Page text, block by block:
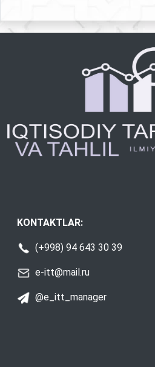
KONTAKTLAR:
(+998) 94 643 30 39
e-itt@mail.ru
@e_itt_manager